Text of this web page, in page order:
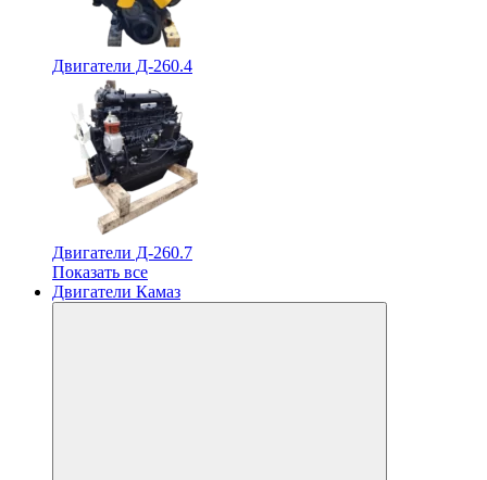
Двигатели Д-260.4
Двигатели Д-260.7
Показать все
Двигатели Камаз